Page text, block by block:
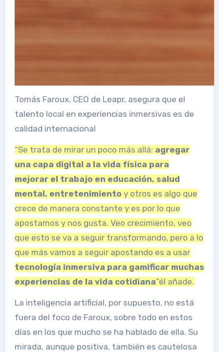
Tomás Faroux, CEO de Leapr, asegura que el
talento local en experiencias inmersivas es de
calidad internacional
“Se trata de mirar un poco más allá: agregar
una capa digital a la vida física para
mejorar el trabajo en educación, salud
mental, entretenimiento y otros es algo que
crece de manera constante y es por lo que
apostamos y nos gusta. Veo crecimiento, veo
que esto se va a seguir transformando, pero a lo
que más vamos a seguir apostando es a usar
tecnología inmersiva para gamificar muchas
experiencias de la vida cotidiana“él añade.
La inteligencia artificial, por supuesto, no está
fuera del foco de Faroux, sobre todo en estos
días en los que mucho se ha hablado de ella. Su
mirada, aunque positiva, también es cautelosa